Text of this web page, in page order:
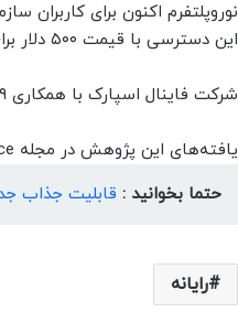
نوروپلتفرم اکنون برای
این دسترسی با قیمت ۵۰۰ دلار برای هر کاربر در هر ماه ارائه می‌شود.
شرکت فاینال اسپارک با همکاری ۹ موسسه دیگر امیدوار است که به زودی اولین پردازنده زنده دنیا را بسازد.
یافته‌های این پژوهش در مجله Frontiers in Artificial Intelligence منتشر شده است.
حتما بخوانید : قابلیت جذاب
رایانه